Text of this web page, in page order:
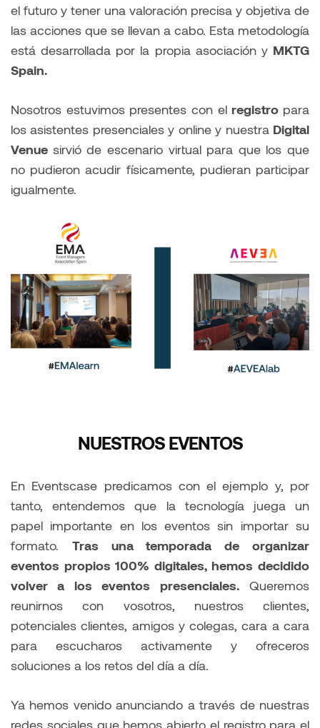
el futuro y tener una valoración precisa y objetiva de
las acciones que se llevan a cabo. Esta metodología
está desarrollada por la propia asociación y MKTG
Spain.
Nosotros estuvimos presentes con el registro para
los asistentes presenciales y online y nuestra Digital
Venue sirvió de escenario virtual para que los que
no pudieron acudir físicamente, pudieran participar
igualmente.
NUESTROS EVENTOS
En Eventscase predicamos con el ejemplo y, por
tanto, entendemos que la tecnología juega un
papel importante en los eventos sin importar su
formato. Tras una temporada de organizar
eventos propios 100% digitales, hemos decidido
volver a los eventos presenciales.Queremos
reunirnos con vosotros, nuestros clientes,
potenciales clientes, amigos y colegas, cara a cara
para escucharos activamente y ofreceros
soluciones a los retos del día a día.
Ya hemos venido anunciando a través de nuestras
redes sociales que hemos abierto el registro para el